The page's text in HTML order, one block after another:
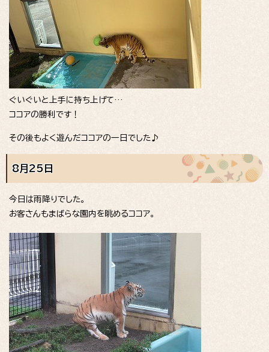
ぐいぐいと上手に持ち上げて…
ココアの勝利です！
その後もよく遊んだココアの一日でした♪
8月25日
今日は雨降りでした。
お客さんもまばらな園内を眺めるココア。